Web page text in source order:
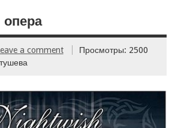
a comment
Просмотры: 2500